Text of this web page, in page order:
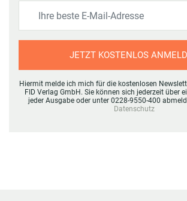
JETZT KOSTENLOS
Hiermit melde ich mich für die kostenlosen
FID Verlag GmbH. Sie können sich jederzeit über
jeder Ausgabe oder unter 0228-9550-400
Datenschutz